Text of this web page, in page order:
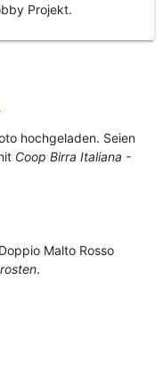
Projekt.
hochgeladen. Seien
Coop Birra Italiana -
Malto Rosso
.